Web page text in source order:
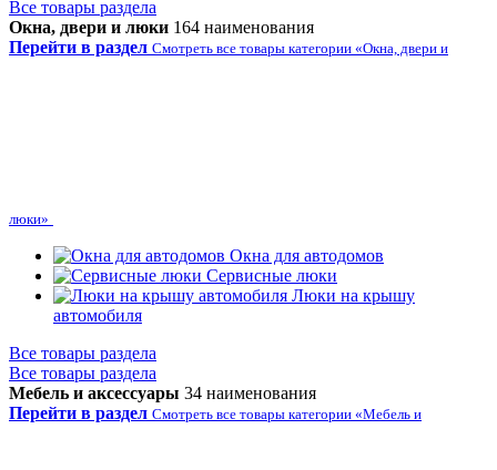
Все товары раздела
Окна, двери и люки 164 наименования
Перейти в раздел Смотреть все товары категории «Окна, двери и
люки»
Окна для автодомов
Сервисные люки
Люки на крышу
автомобиля
Все товары раздела
Все товары раздела
Мебель и аксессуары 34 наименования
Перейти в раздел Смотреть все товары категории «Мебель и